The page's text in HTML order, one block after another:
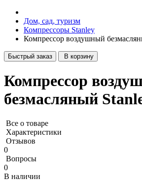
Дом, сад, туризм
Компрессоры Stanley
Компрессор воздушный
Быстрый заказ В корзину
Компрессор
безмасляный
Все о товаре
Характеристики
Отзывов
0
Вопросы
0
В наличии